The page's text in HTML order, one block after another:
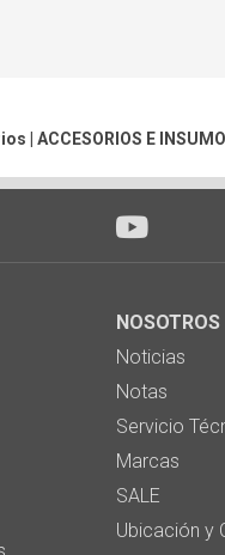
| ACCESORIOS E
NOSOTROS
Noticias
Notas
Servicio
Marcas
SALE
Ubicación y